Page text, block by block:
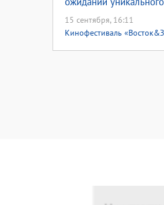
15 сентября, 16:11
Кинофестиваль